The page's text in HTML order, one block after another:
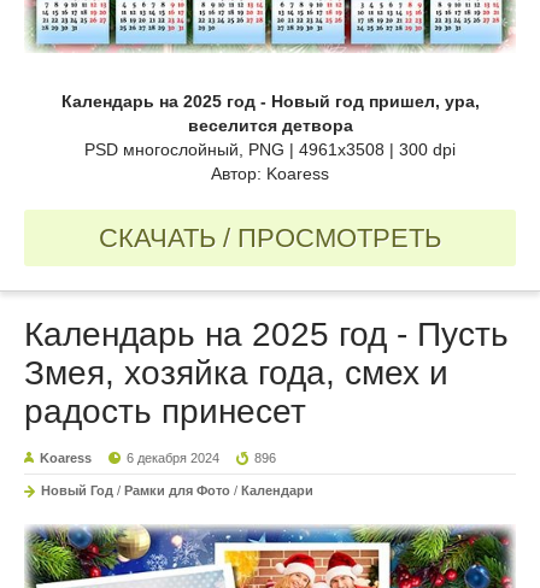
Календарь на 2025 год - Новый год пришел, ура,
веселится детвора
PSD многослойный, PNG | 4961x3508 | 300 dpi
Автор: Koaress
СКАЧАТЬ / ПРОСМОТРЕТЬ
Календарь на 2025 год - Пусть
Змея, хозяйка года, смех и
радость принесет
Koaress 6 декабря 2024 896
Новый Год / Рамки для Фото / Календари